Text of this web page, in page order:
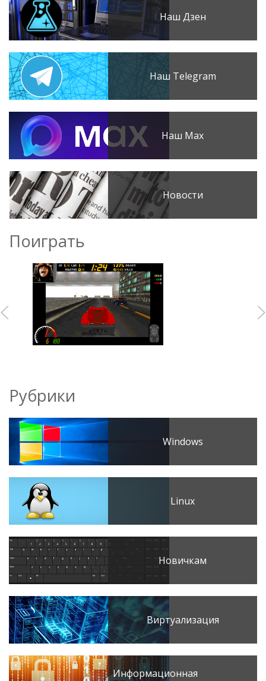
Наш Дзен
Наш Telegram
Наш Max
Новости
Поиграть
Рубрики
Windows
Linux
Новичкам
Виртуализация
Информационная